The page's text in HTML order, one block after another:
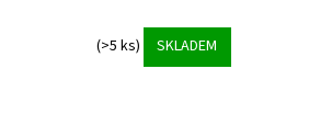
(>5 ks) SKLADEM